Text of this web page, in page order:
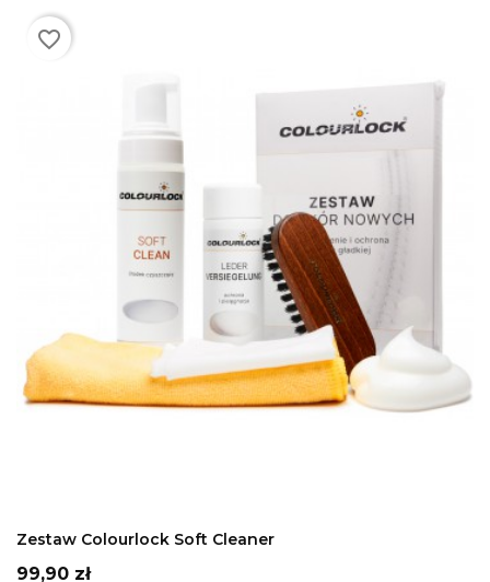
Zestaw Colourlock Soft Cleaner
Cena
99,90 zł
favorite_border